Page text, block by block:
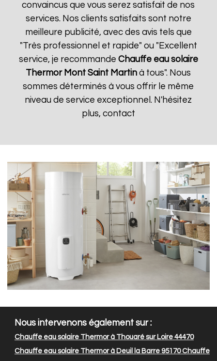
convaincus que vous serez satisfait de nos
services. Nos clients satisfaits sont notre
meilleure publicité, avec des avis tels que
"Très professionnel et rapide" ou "Excellent
service, je recommande Chauffe eau solaire
Thermor Mont Saint Martin à tous". Nous
sommes déterminés à vous offrir le même
niveau de service exceptionnel. N'hésitez
plus, contact
Nous intervenons également sur :
Chauffe eau solaire Thermor à Thouaré sur Loire 44470
Chauffe eau solaire Thermor à Deuil la Barre 95170Chauffe